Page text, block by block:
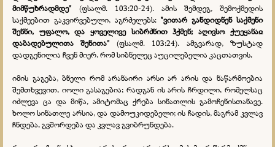
მიმწუხრადმდე" (ფსალმ. 103:20-24). ამის შემდეგ, შემოქმედის
საქმეებით გაკვირვებული, აგრძელებს: "ვითარ განდიდნენ საქმენი
შენნი, უფალო, და ყოველივე სიბრძნით ჰქმენ; აღივსო ქუეყანაჲ
დაბადებულითა შენითა"(ფსალმ. 103:24). ამგვარად, ზუსტად
დადგენილია ჩვენ მიერ, რომ სიბნელეც აუცილებელია კაცთათვის.
იმის გაგება, ბნელი რომ არანაირი არსი არ არის და ნაწარმოებია
შემთხვევით, იოლი გასაგებია; რადგან ის არის ჩრდილი, რომელსაც
იძლევა ცა და მიწა, ამიტომაც ქრება სინათლის გამოჩენისთანავე.
ხოლო სინათლე არსია, და დამოუკიდებელი; ის ჩადის, მაგრამ კვლავ
ჩნდება, გვშორდება და კვლავ გვიბრუნდება.